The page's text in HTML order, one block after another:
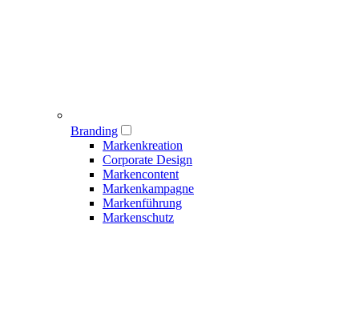
Branding
Markenkreation
Corporate Design
Markencontent
Markenkampagne
Markenführung
Markenschutz